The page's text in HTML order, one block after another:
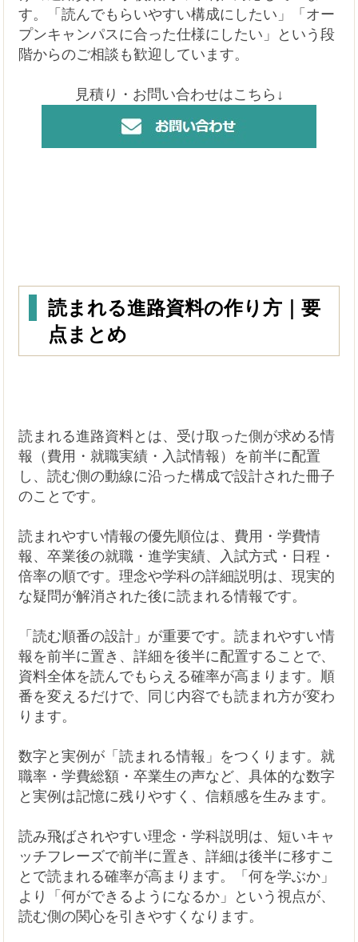
す。「読んでもらいやすい構成にしたい」「オー
プンキャンパスに合った仕様にしたい」という段
階からのご相談も歓迎しています。
見積り・お問い合わせはこちら↓
読まれる進路資料の作り方｜要
点まとめ
読まれる進路資料とは、受け取った側が求める情
報（費用・就職実績・入試情報）を前半に配置
し、読む側の動線に沿った構成で設計された冊子
のことです。
読まれやすい情報の優先順位は、費用・学費情
報、卒業後の就職・進学実績、入試方式・日程・
倍率の順です。理念や学科の詳細説明は、現実的
な疑問が解消された後に読まれる情報です。
「読む順番の設計」が重要です。読まれやすい情
報を前半に置き、詳細を後半に配置することで、
資料全体を読んでもらえる確率が高まります。順
番を変えるだけで、同じ内容でも読まれ方が変わ
ります。
数字と実例が「読まれる情報」をつくります。就
職率・学費総額・卒業生の声など、具体的な数字
と実例は記憶に残りやすく、信頼感を生みます。
読み飛ばされやすい理念・学科説明は、短いキャ
ッチフレーズで前半に置き、詳細は後半に移すこ
とで読まれる確率が高まります。「何を学ぶか」
より「何ができるようになるか」という視点が、
読む側の関心を引きやすくなります。